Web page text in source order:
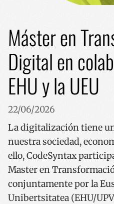
Máster en
Digital en
EHU y la UEU
22/06/2026
La digitalización tiene
nuestra sociedad,
ello, CodeSyntax
Master en
conjuntamente por la
Unibertsitatea (EHU/